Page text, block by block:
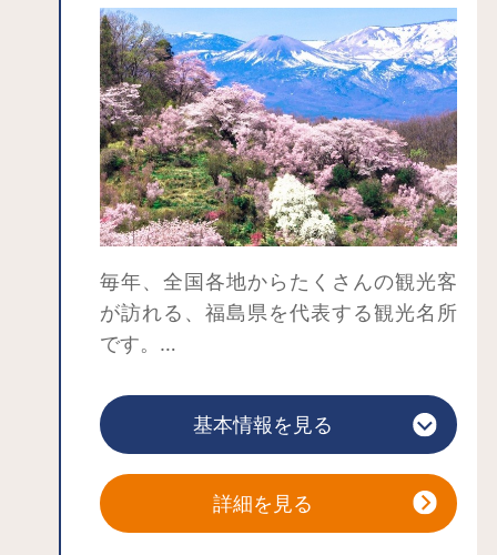
毎年、全国各地からたくさんの観光客
が訪れる、福島県を代表する観光名所
です。
桃源郷あり」と称えて全国に紹介し、
福島市が全国に誇る花の名所として知
地区は花木農家が点在する地域で、中
でも花見山公園は「きれいな花をたく
基本情報を見る
詳細を見る